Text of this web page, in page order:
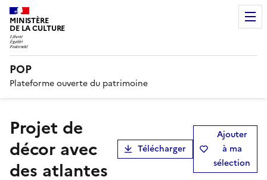
MINISTÈRE
DE LA CULTURE
POP
Plateforme ouverte du patrimoine
Projet de
décor avec
des atlantes
Télécharger
Ajouter
à ma
sélection